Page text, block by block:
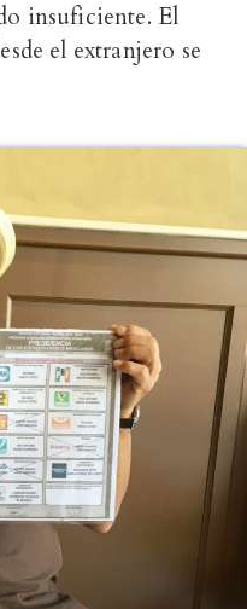
insuficiente. El
el extranjero se